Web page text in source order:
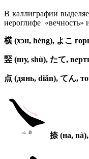
В каллиграфии
иероглифе «вечность»
横 (хэн, héng), よこ
竪 (шу, shù), たて,
点 (дянь, diǎn), てん,
捺(на, nà),